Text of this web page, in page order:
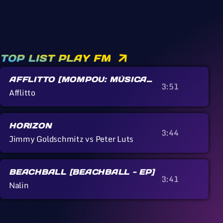
TOP LIST PLAY FM
AFFLITTO [MOMPOU: MÚSICA
CALLADA]
Afflitto 3:51
HORIZON
Jimmy Goldschmitz vs Peter Luts 3:44
BEACHBALL [BEACHBALL - EP]
Nalin 3:41